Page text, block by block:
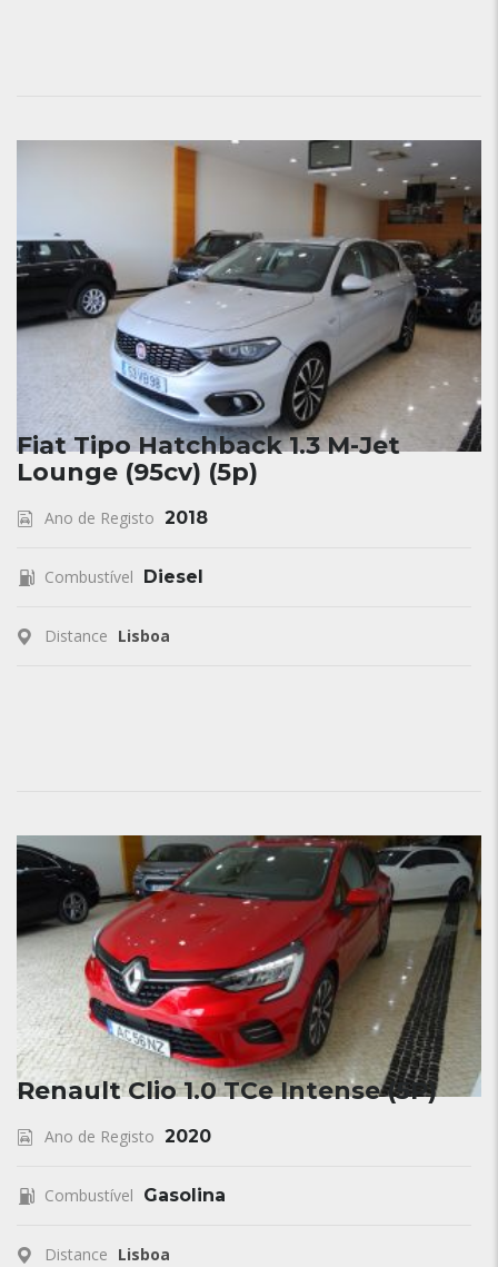
Fiat Tipo Hatchback 1.3 M-Jet
Lounge (95cv) (5p)
Ano de Registo 2018
Combustível Diesel
Distance Lisboa
Renault Clio 1.0 TCe Intense (5P)
Ano de Registo 2020
Combustível Gasolina
Distance Lisboa